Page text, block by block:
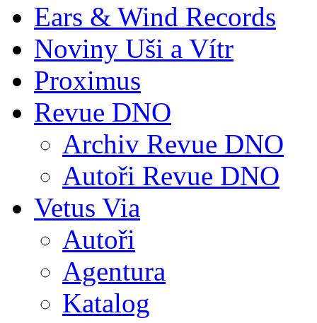
Ears & Wind Records
Noviny Uši a Vítr
Proximus
Revue DNO
Archiv Revue DNO
Autoři Revue DNO
Vetus Via
Autoři
Agentura
Katalog